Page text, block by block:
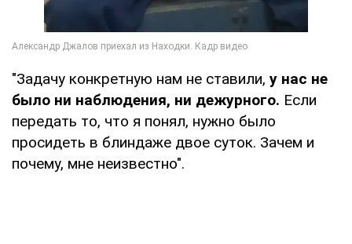
"Задачу конкретную нам не ставили, у нас не
было ни наблюдения, ни дежурного. Если
передать то, что я понял, нужно было
просидеть в блиндаже двое суток. Зачем и
почему, мне неизвестно".